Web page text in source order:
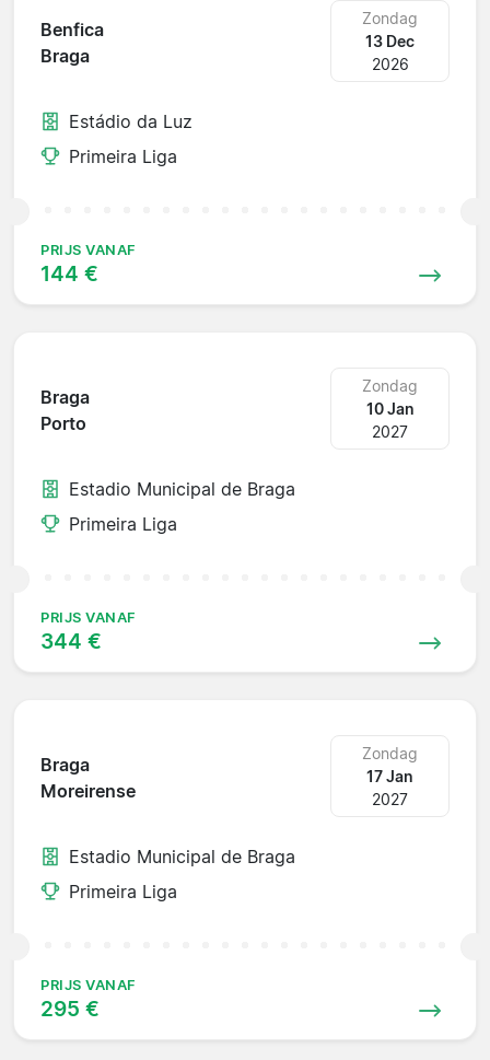
Benfica
Braga
Zondag
13 Dec
2026
Estádio da Luz
Primeira Liga
PRIJS VANAF
144 €
Braga
Porto
Zondag
10 Jan
2027
Estadio Municipal de Braga
Primeira Liga
PRIJS VANAF
344 €
Braga
Moreirense
Zondag
17 Jan
2027
Estadio Municipal de Braga
Primeira Liga
PRIJS VANAF
295 €